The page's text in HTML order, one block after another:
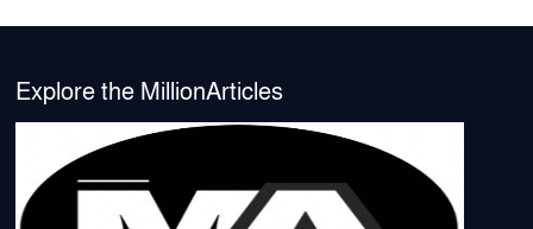
o
o
k
ফিরছেন
মনির
খান
Explore the MillionArticles